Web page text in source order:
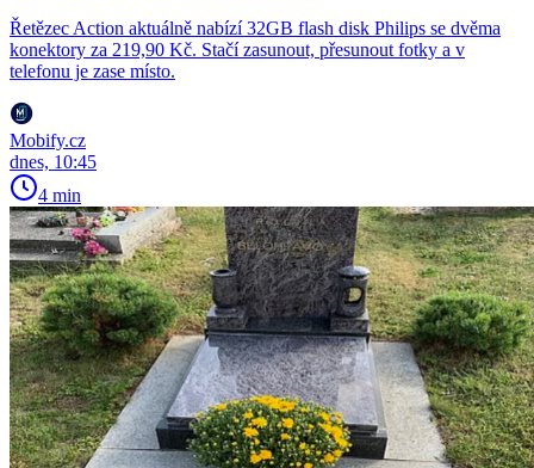
Řetězec Action aktuálně nabízí 32GB flash disk Philips se dvěma
konektory za 219,90 Kč. Stačí zasunout, přesunout fotky a v
telefonu je zase místo.
Mobify.cz
dnes, 10:45
4 min